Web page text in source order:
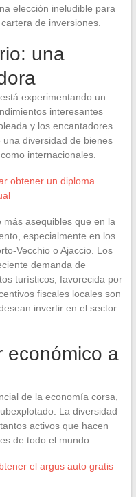
elección ineludible para
de inversiones.
una
experimentando un
interesantes
y los encantadores
diversidad de bienes
internacionales.
obtener un diploma
asequibles que en la
especialmente en los
Vecchio o Ajaccio. Los
demanda de
turísticos, favorecida por
fiscales locales son
invertir en el sector
económico a
de la economía corsa,
La diversidad
activos que hacen
de todo el mundo.
el argus auto gratis